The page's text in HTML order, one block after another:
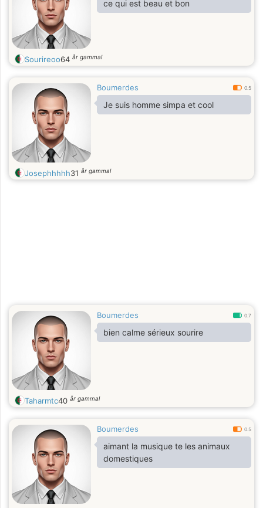
ce qui est beau et bon
Sourireoo64 år gammal
Boumerdes 0.5
Je suis homme simpa et cool
Josephhhhh31 år gammal
Boumerdes 0.7
bien calme sérieux sourire
Taharmtc40 år gammal
Boumerdes 0.5
aimant la musique te les animaux
domestiques